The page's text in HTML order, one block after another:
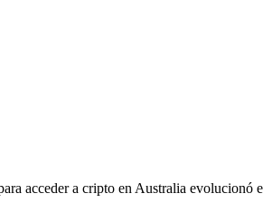
acceder a cripto en Australia evolucionó